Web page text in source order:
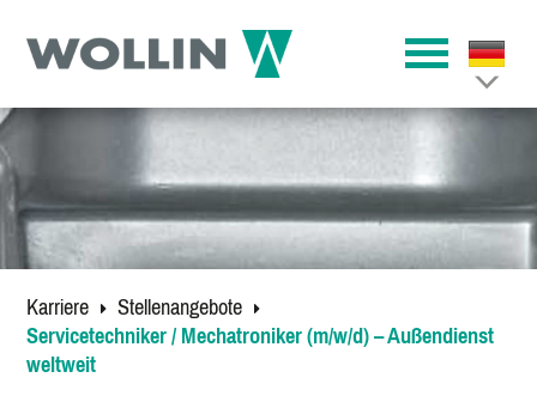
Karriere Stellenangebote
Servicetechniker / Mechatroniker (m/w/d) – Außendienst
weltweit